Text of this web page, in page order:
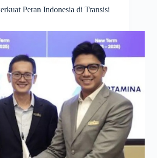
Peran Indonesia di Transisi